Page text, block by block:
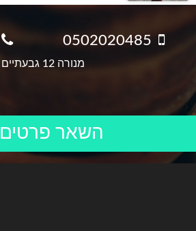
0502020485
מנורה 12 גבעתיים
השאר פרטים